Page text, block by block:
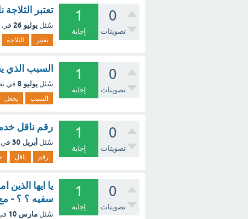
0
تصويتات
1
إجابة
تعتبر الثلاجة ناقل للحرارة (1
سُئل يوليو 26 في
تعتبر الثلاجة
0
تصويتات
1
إجابة
السبب الذي
سُئل يوليو 8 في
السبب يجعل
0
تصويتات
1
إجابة
رقم ناقل
سُئل أبريل 30 في
رقم ناقل
0
تصويتات
1
إجابة
يا ايها
سفيه ؟ ؟ -
سُئل مارس 10